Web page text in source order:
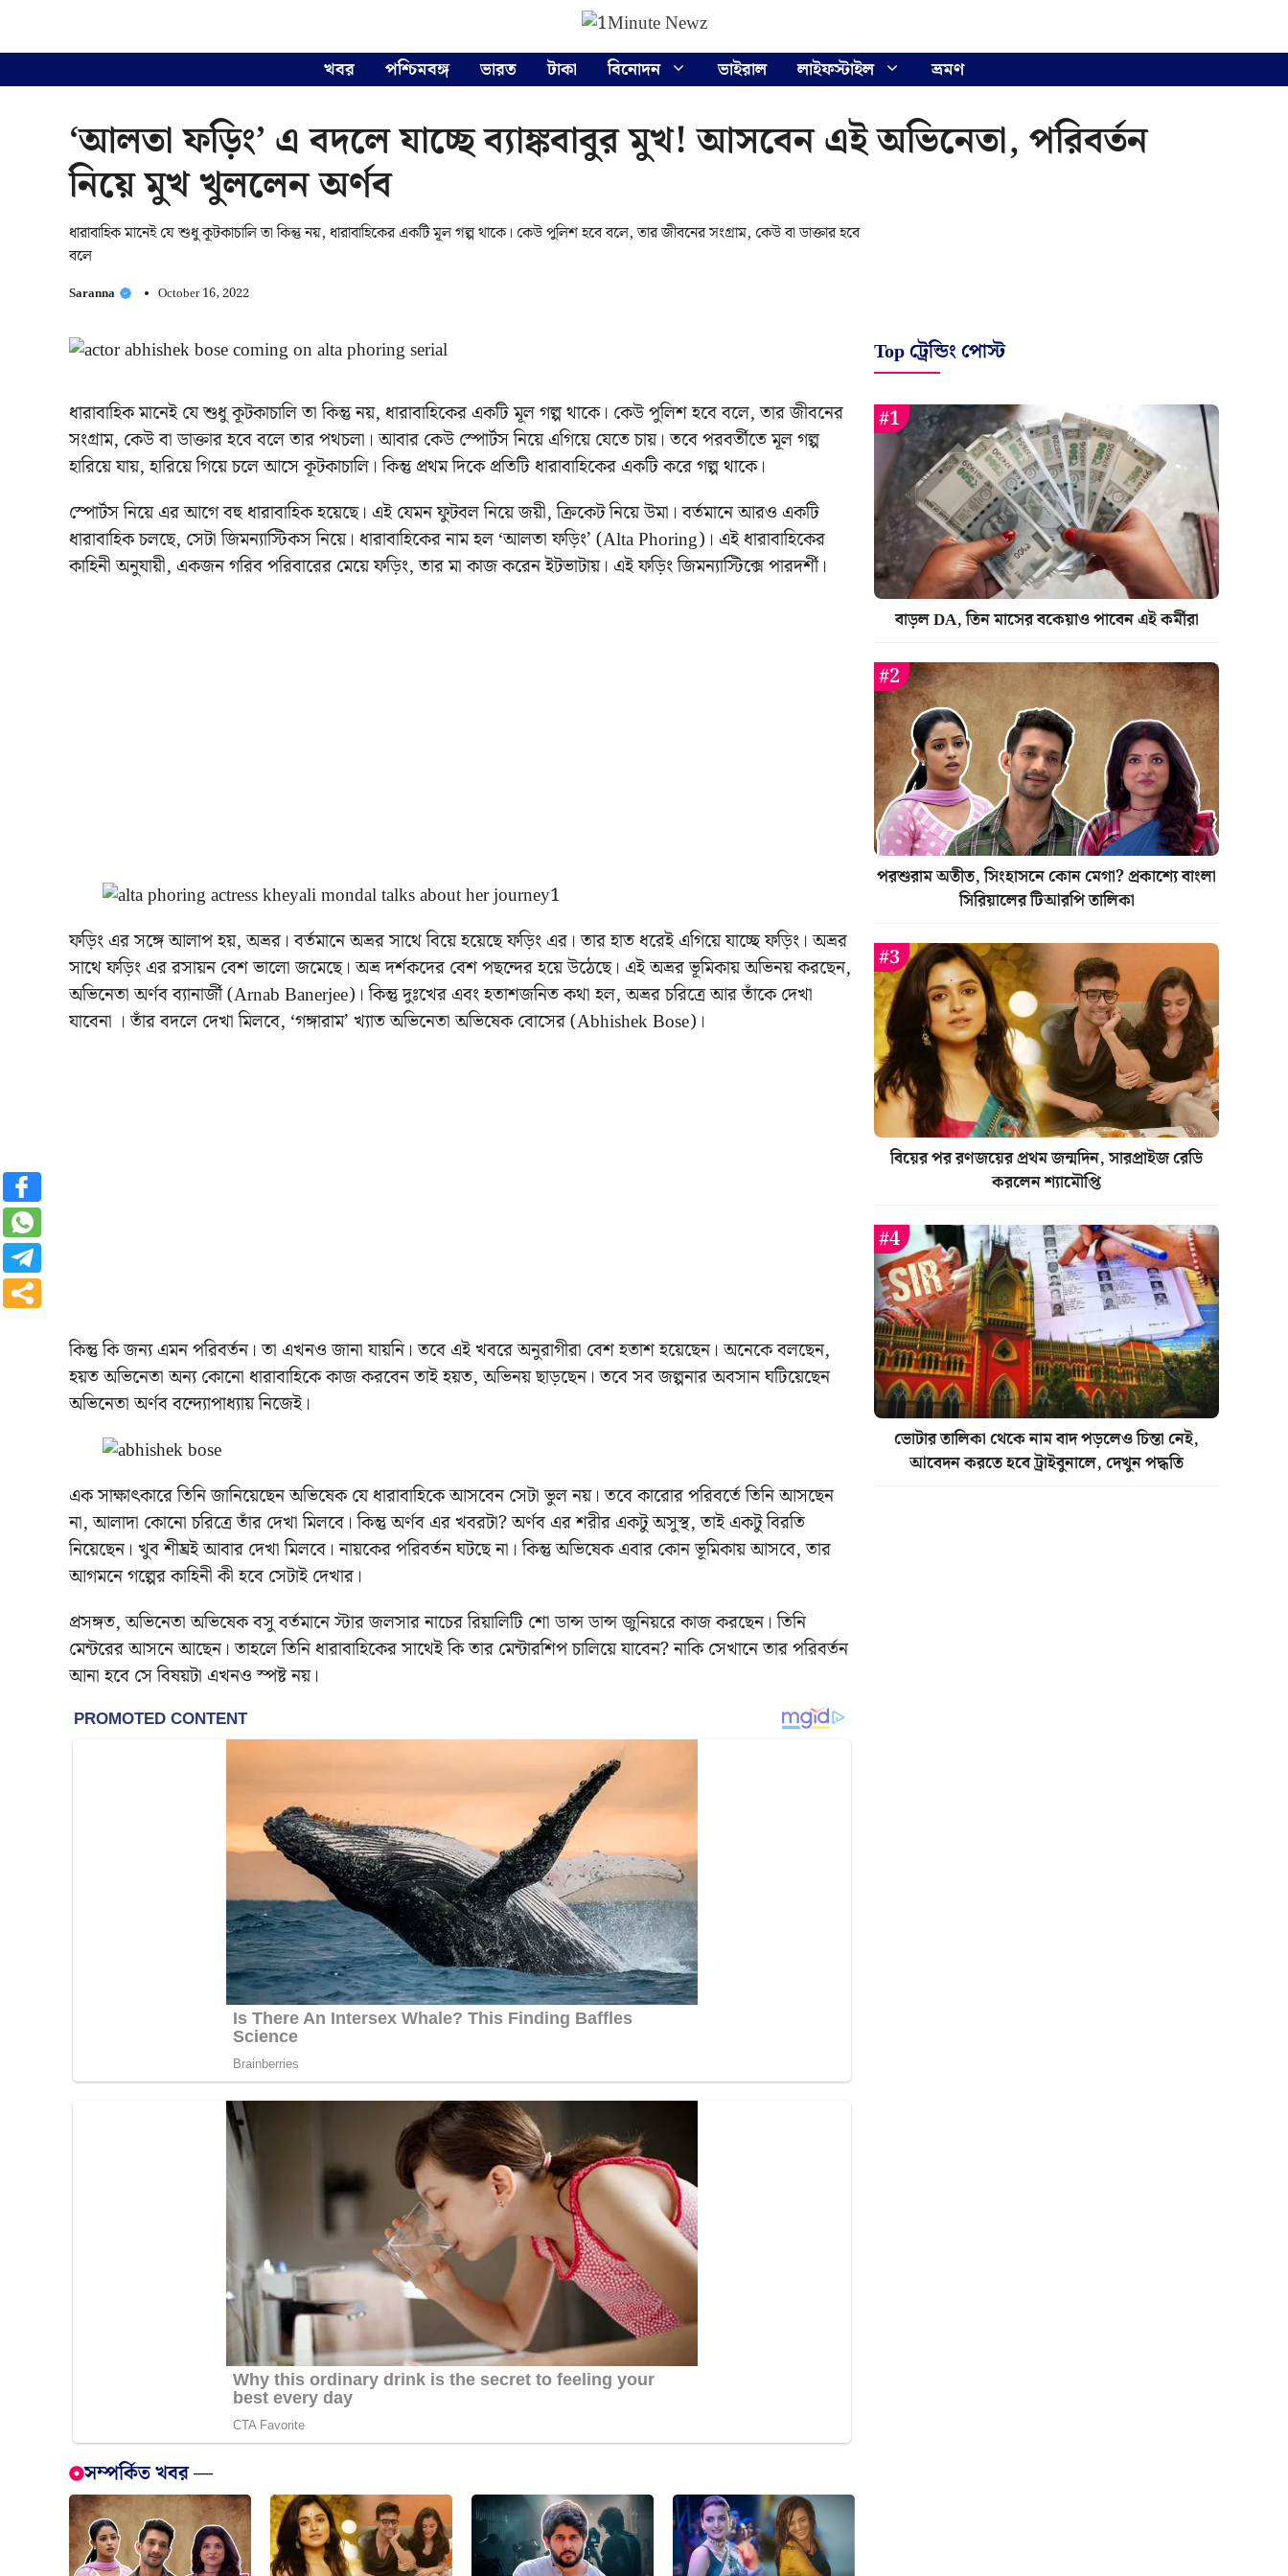
খবর পশ্চিমবঙ্গ ভারত টাকা বিনোদন ভাইরাল লাইফস্টাইল ভ্রমণ
‘আলতা ফড়িং’ এ বদলে যাচ্ছে ব্যাঙ্কবাবুর মুখ! আসবেন এই অভিনেতা, পরিবর্তন
নিয়ে মুখ খুললেন অর্ণব
ধারাবাহিক মানেই যে শুধু কূটকাচালি তা কিন্তু নয়, ধারাবাহিকের একটি মূল গল্প থাকে। কেউ পুলিশ হবে বলে, তার জীবনের সংগ্রাম, কেউ বা ডাক্তার হবে
বলে
Saranna October 16, 2022
ধারাবাহিক মানেই যে শুধু কূটকাচালি তা কিন্তু নয়, ধারাবাহিকের একটি মূল গল্প থাকে। কেউ পুলিশ হবে বলে, তার জীবনের
সংগ্রাম, কেউ বা ডাক্তার হবে বলে তার পথচলা। আবার কেউ স্পোর্টস নিয়ে এগিয়ে যেতে চায়। তবে পরবর্তীতে মূল গল্প
হারিয়ে যায়, হারিয়ে গিয়ে চলে আসে কূটকাচালি। কিন্তু প্রথম দিকে প্রতিটি ধারাবাহিকের একটি করে গল্প থাকে।
স্পোর্টস নিয়ে এর আগে বহু ধারাবাহিক হয়েছে। এই যেমন ফুটবল নিয়ে জয়ী, ক্রিকেট নিয়ে উমা। বর্তমানে আরও একটি
ধারাবাহিক চলছে, সেটা জিমন্যাস্টিকস নিয়ে। ধারাবাহিকের নাম হল ‘আলতা ফড়িং’ (Alta Phoring)। এই ধারাবাহিকের
কাহিনী অনুযায়ী, একজন গরিব পরিবারের মেয়ে ফড়িং, তার মা কাজ করেন ইটভাটায়। এই ফড়িং জিমন্যাস্টিক্সে পারদর্শী।
ফড়িং এর সঙ্গে আলাপ হয়, অভ্রর। বর্তমানে অভ্রর সাথে বিয়ে হয়েছে ফড়িং এর। তার হাত ধরেই এগিয়ে যাচ্ছে ফড়িং। অভ্রর
সাথে ফড়িং এর রসায়ন বেশ ভালো জমেছে। অভ্র দর্শকদের বেশ পছন্দের হয়ে উঠেছে। এই অভ্রর ভূমিকায় অভিনয় করছেন,
অভিনেতা অর্ণব ব্যানার্জী (Arnab Banerjee)। কিন্তু দুঃখের এবং হতাশজনিত কথা হল, অভ্রর চরিত্রে আর তাঁকে দেখা
যাবেনা । তাঁর বদলে দেখা মিলবে, ‘গঙ্গারাম’ খ্যাত অভিনেতা অভিষেকবোসের (Abhishek Bose)।
কিন্তু কি জন্য এমন পরিবর্তন। তা এখনও জানা যায়নি। তবে এই খবরে অনুরাগীরা বেশ হতাশ হয়েছেন। অনেকে বলছেন,
হয়ত অভিনেতা অন্য কোনো ধারাবাহিকে কাজ করবেন তাই হয়ত, অভিনয় ছাড়ছেন। তবে সব জল্পনার অবসান ঘটিয়েছেন
অভিনেতা অর্ণব বন্দ্যোপাধ্যায় নিজেই।
এক সাক্ষাৎকারে তিনি জানিয়েছেন অভিষেক যে ধারাবাহিকে আসবেন সেটা ভুল নয়। তবে কারোর পরিবর্তে তিনি আসছেন
না, আলাদা কোনো চরিত্রে তাঁর দেখা মিলবে। কিন্তু অর্ণব এর খবরটা? অর্ণব এর শরীর একটু অসুস্থ, তাই একটু বিরতি
নিয়েছেন। খুব শীঘ্রই আবার দেখা মিলবে। নায়কের পরিবর্তন ঘটছে না। কিন্তু অভিষেক এবার কোন ভূমিকায় আসবে, তার
আগমনে গল্পের কাহিনী কী হবে সেটাই দেখার।
প্রসঙ্গত, অভিনেতা অভিষেক বসু বর্তমানে স্টার জলসার নাচের রিয়ালিটি শো ডান্স ডান্স জুনিয়রে কাজ করছেন। তিনি
মেন্টরের আসনে আছেন। তাহলে তিনি ধারাবাহিকের সাথেই কি তার মেন্টারশিপ চালিয়ে যাবেন? নাকি সেখানে তার পরিবর্তন
আনা হবে সে বিষয়টা এখনও স্পষ্ট নয়।
সম্পর্কিত খবর —
Top ট্রেন্ডিং পোস্ট
বাড়ল DA, তিন মাসের বকেয়াও পাবেন এই কর্মীরা
পরশুরাম অতীত, সিংহাসনে কোন মেগা? প্রকাশ্যে বাংলা
সিরিয়ালের টিআরপি তালিকা
বিয়ের পর রণজয়ের প্রথম জন্মদিন, সারপ্রাইজ রেডি
করলেন শ্যামৌপ্তি
ভোটার তালিকা থেকে নাম বাদ পড়লেও চিন্তা নেই,
আবেদন করতে হবে ট্রাইবুনালে, দেখুন পদ্ধতি